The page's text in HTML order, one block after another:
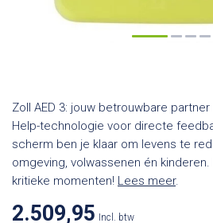
Zoll AED 3: jouw betrouwbare
Help-technologie voor directe
scherm ben je klaar om levens te
omgeving, volwassenen én
kritieke momenten! Lees meer.
2.509,95 Incl. btw